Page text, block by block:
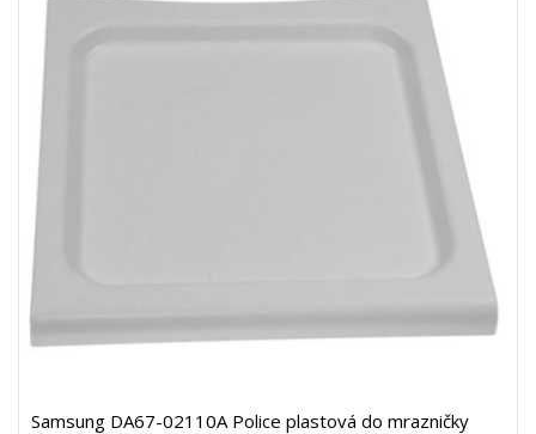
Samsung DA67-02110A Police plastová do mrazničky